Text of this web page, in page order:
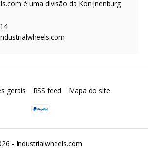
é uma divisão da Konijnenburg
- Industrialwheels.com
gerais RSS feed Mapa do site